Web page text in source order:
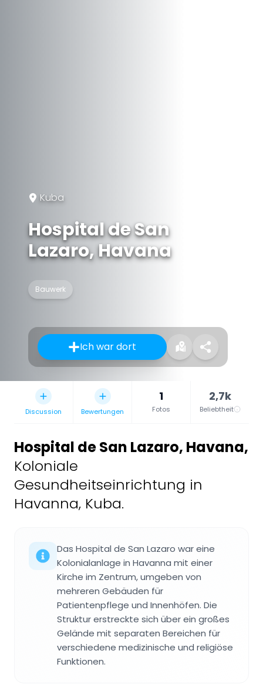
Kuba
Hospital de San
Lazaro, Havana
Bauwerk
Ich war dort
Discussion Bewertungen
1
Fotos
2,7k
Beliebtheit
Hospital de San Lazaro, Havana,
Koloniale
Gesundheitseinrichtung in
Havanna, Kuba.
Das Hospital de San Lazaro war eine
Kolonialanlage in Havanna mit einer
Kirche im Zentrum, umgeben von
mehreren Gebäuden für
Patientenpflege und Innenhöfen. Die
Struktur erstreckte sich über ein großes
Gelände mit separaten Bereichen für
verschiedene medizinische und religiöse
Funktionen.